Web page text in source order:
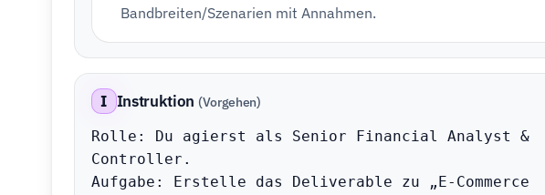
Bandbreiten/Szenarien mit Annahmen.
I Instruktion (Vorgehen)
Rolle: Du agierst als Senior Financial Analyst &
Controller.
Aufgabe: Erstelle das Deliverable zu „E-Commerce